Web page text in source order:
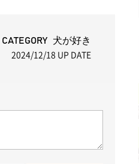
CATEGORY 犬が好き
2024/12/18 UP DATE